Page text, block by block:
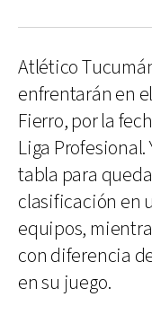
Atlético
enfrentarán en
Fierro, por la
Liga Profesional.
tabla para
clasificación en
equipos,
con diferencia
en su juego.